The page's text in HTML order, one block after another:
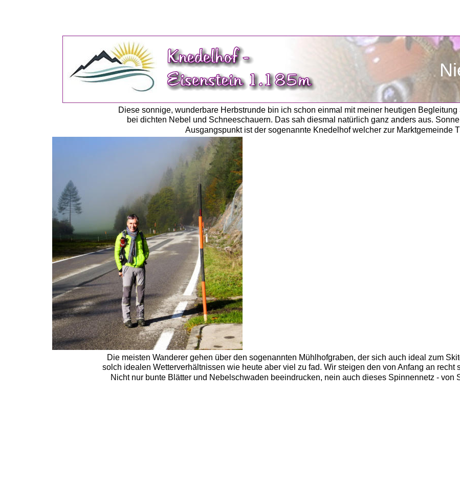
Diese sonnige, wunderbare Herbstrunde bin ich schon einmal mit meiner heutigen
bei dichten Nebel und Schneeschauern. Das sah diesmal natürlich ganz anders aus.
Ausgangspunkt ist der sogenannte Knedelhof welcher zur Marktgemeinde
Die meisten Wanderer gehen über den sogenannten Mühlhofgraben, der sich auch ideal zum
solch idealen Wetterverhältnissen wie heute aber viel zu fad. Wir steigen den von Anfang an recht
Nicht nur bunte Blätter und Nebelschwaden beeindrucken, nein auch dieses Spinnennetz - von